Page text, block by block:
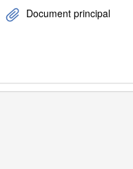
Document principal